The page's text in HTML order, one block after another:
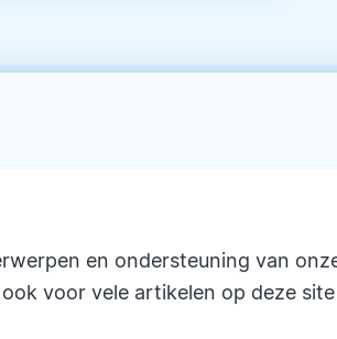
en ondersteuning van
voor vele artikelen op deze